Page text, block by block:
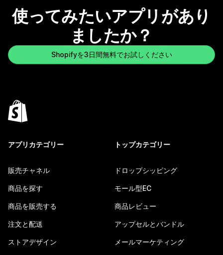
使ってみたいアプリがあり
ましたか？
Shopifyを3日間無料でお試しください
アプリカテゴリー
販売チャネル
商品を探す
商品を販売する
注文と配送
ストアデザイン
トップカテゴリー
ドロップシッピング
モール型EC
商品レビュー
アップセルとバンドル
メールマーケティング